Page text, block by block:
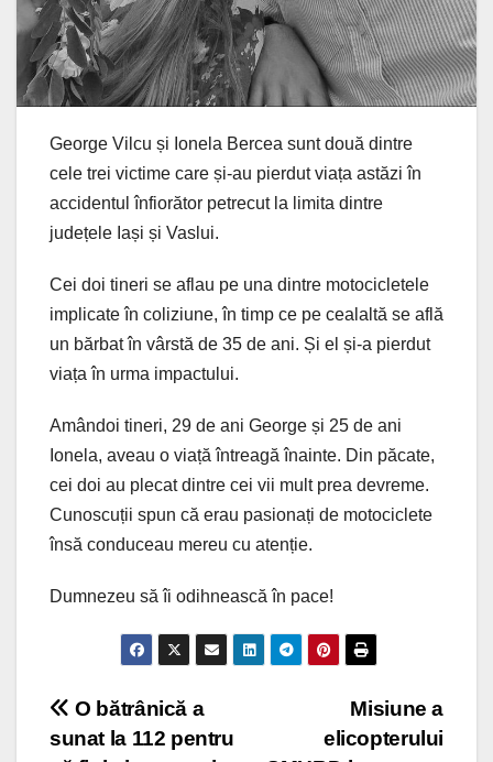
George Vilcu și Ionela Bercea sunt două dintre
cele trei victime care și-au pierdut viața astăzi în
accidentul înfiorător petrecut la limita dintre
județele Iași și Vaslui.
Cei doi tineri se aflau pe una dintre motocicletele
implicate în coliziune, în timp ce pe cealaltă se află
un bărbat în vârstă de 35 de ani. Și el și-a pierdut
viața în urma impactului.
Amândoi tineri, 29 de ani George și 25 de ani
Ionela, aveau o viață întreagă înainte. Din păcate,
cei doi au plecat dintre cei vii mult prea devreme.
Cunoscuții spun că erau pasionați de motociclete
însă conduceau mereu cu atenție.
Dumnezeu să îi odihnească în pace!
Post
Misiune a
elicopterului
O bătrânică a
sunat la 112 pentru